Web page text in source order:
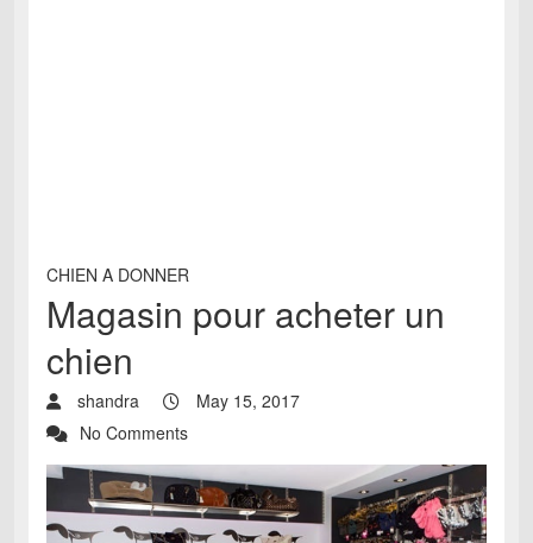
CHIEN A DONNER
Magasin pour acheter un
chien
shandra
May 15, 2017
No Comments